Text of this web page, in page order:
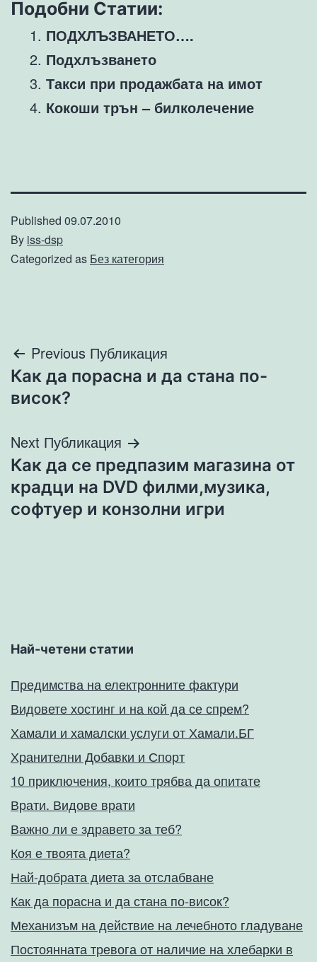
Подобни Статии:
ПОДХЛЪЗВАНЕТО….
Подхлъзването
Такси при продажбата на имот
Кокоши трън – билколечение
Published 09.07.2010
By iss-dsp
Categorized as Без категория
Навигация
Previous Публикация
Как да порасна и да стана по-
висок?
Next Публикация
Как да се предпазим магазина от
крадци на DVD филми,музика,
софтуер и конзолни игри
Най-четени статии
Предимства на електронните фактури
Видовете хостинг и на кой да се спрем?
Хамали и хамалски услуги от Хамали.БГ
Хранителни Добавки и Спорт
10 приключения, които трябва да опитате
Врати. Видове врати
Важно ли е здравето за теб?
Коя е твоята диета?
Най-добрата диета за отслабване
Как да порасна и да стана по-висок?
Механизъм на действие на лечебното гладуване
Постоянната тревога от наличие на хлебарки в